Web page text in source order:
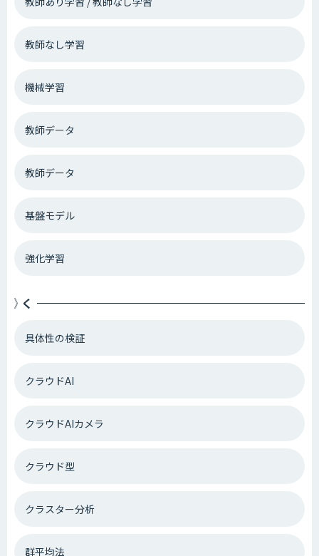
教師なし学習
機械学習
教師データ
教師データ
基盤モデル
強化学習
く
具体性の検証
クラウドAI
クラウドAIカメラ
クラウド型
クラスター分析
群平均法